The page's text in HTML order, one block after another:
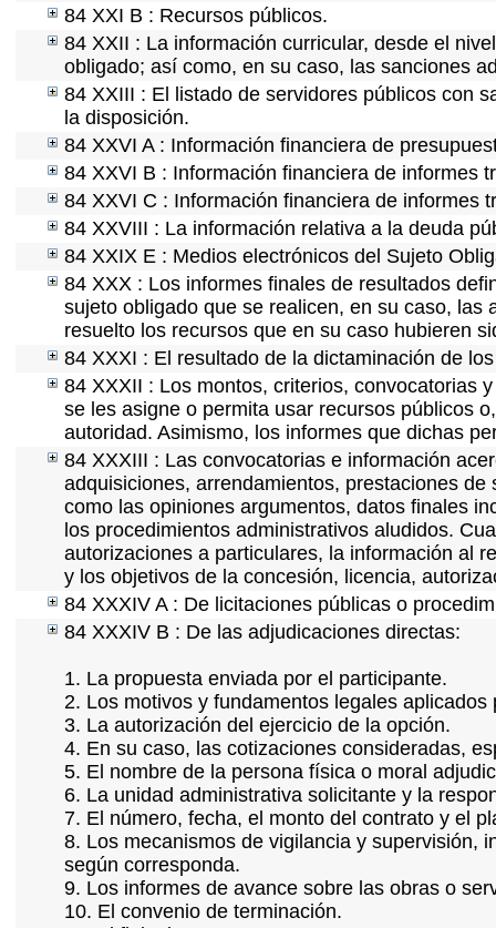
84 XXI B : Recursos públicos.
84 XXII : La información curricular, desde el
obligado; así como, en su caso, las sanciones
84 XXIII : El listado de servidores públicos con
la disposición.
84 XXVI A : Información financiera de
84 XXVI B : Información financiera de informes
84 XXVI C : Información financiera de informes
84 XXVIII : La información relativa a la deuda
84 XXIX E : Medios electrónicos del Sujeto
84 XXX : Los informes finales de resultados
sujeto obligado que se realicen, en su caso,
resuelto los recursos que en su caso hubieren
84 XXXI : El resultado de la dictaminación de
84 XXXII : Los montos, criterios, convocatorias
se les asigne o permita usar recursos públicos
autoridad. Asimismo, los informes que dichas
84 XXXIII : Las convocatorias e información
adquisiciones, arrendamientos, prestaciones
como las opiniones argumentos, datos finales
los procedimientos administrativos aludidos.
autorizaciones a particulares, la información al
y los objetivos de la concesión, licencia,
84 XXXIV A : De licitaciones públicas o
84 XXXIV B : De las adjudicaciones directas:
1. La propuesta enviada por el participante.
2. Los motivos y fundamentos legales aplicados
3. La autorización del ejercicio de la opción.
4. En su caso, las cotizaciones consideradas,
5. El nombre de la persona física o moral
6. La unidad administrativa solicitante y la
7. El número, fecha, el monto del contrato y el
8. Los mecanismos de vigilancia y supervisión,
según corresponda.
9. Los informes de avance sobre las obras o
10. El convenio de terminación.